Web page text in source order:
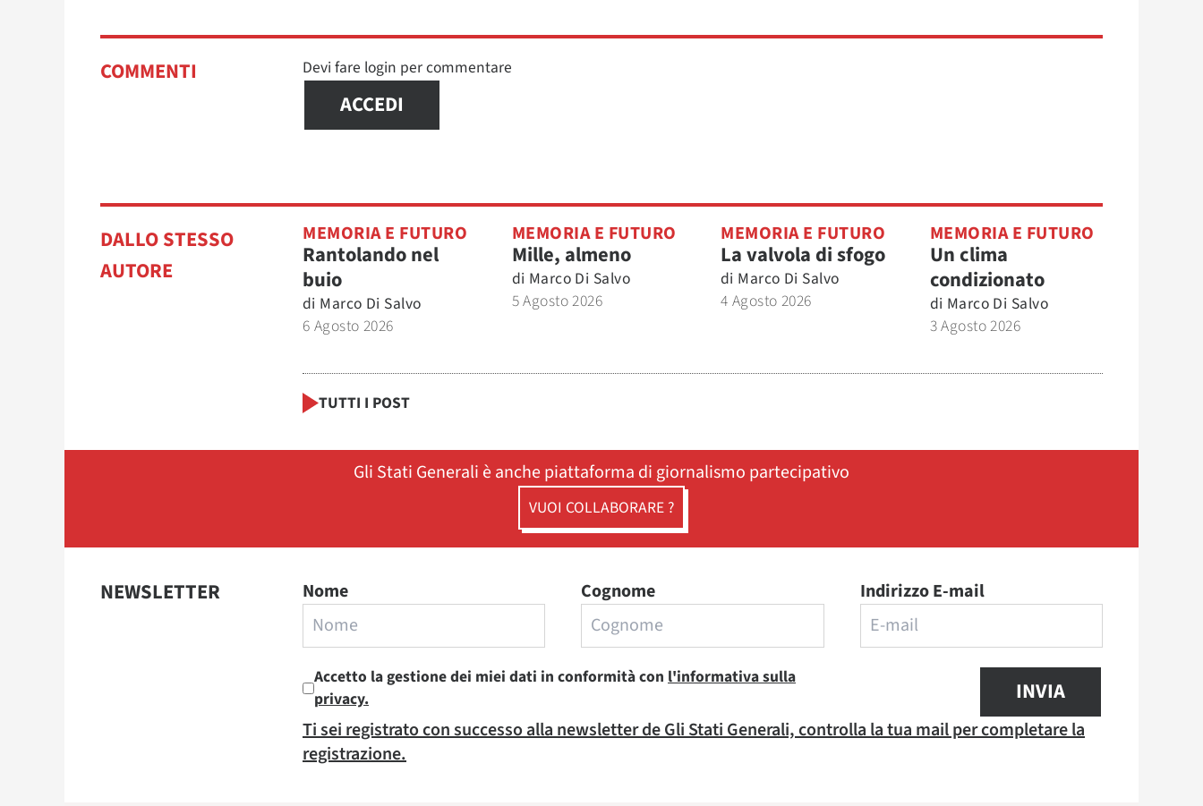
COMMENTI Devi fare login per commentare
ACCEDI
DALLO STESSO
AUTORE
MEMORIA E FUTURO
Rantolando nel
buio
di Marco Di Salvo
6 Agosto 2026
MEMORIA E FUTURO
Mille, almeno
di Marco Di Salvo
5 Agosto 2026
MEMORIA E FUTURO
La valvola di sfogo
di Marco Di Salvo
4 Agosto 2026
MEMORIA E FUTURO
Un clima
condizionato
di Marco Di Salvo
3 Agosto 2026
TUTTI I POST
Gli Stati Generali è anche piattaforma di giornalismo partecipativo
VUOI COLLABORARE ?
NEWSLETTER Nome Cognome Indirizzo E-mail
Accetto la gestione dei miei dati in conformità con l'informativa sulla
privacy.
INVIA
Ti sei registrato con successo alla newsletter de Gli Stati Generali, controlla la tua mail per completare la
registrazione.